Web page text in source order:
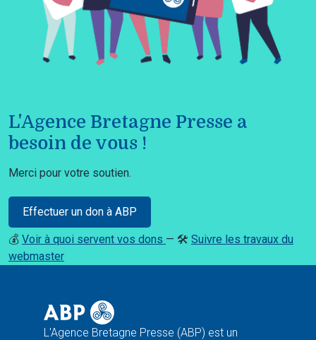
L'Agence Bretagne Presse a
besoin de vous !
Merci pour votre soutien.
Effectuer un don à ABP
💰 Voir à quoi servent vos dons — 🛠️ Suivre les travaux du
webmaster
L'Agence Bretagne Presse (ABP) est un